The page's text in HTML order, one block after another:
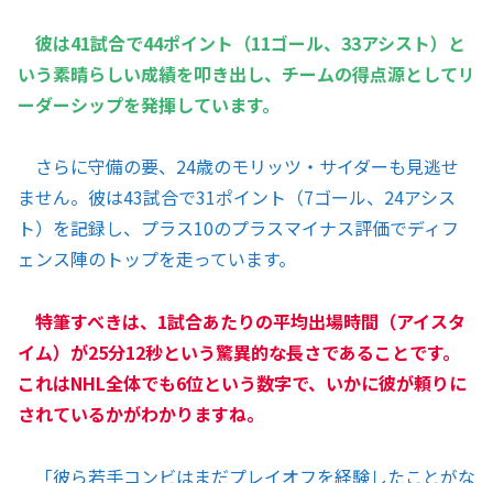
彼は41試合で44ポイント（11ゴール、33アシスト）と
いう素晴らしい成績を叩き出し、チームの得点源としてリ
ーダーシップを発揮しています。
さらに守備の要、24歳のモリッツ・サイダーも見逃せ
ません。彼は43試合で31ポイント（7ゴール、24アシス
ト）を記録し、プラス10のプラスマイナス評価でディフ
ェンス陣のトップを走っています。
特筆すべきは、1試合あたりの平均出場時間（アイスタ
イム）が25分12秒という驚異的な長さであることです。
これはNHL全体でも6位という数字で、いかに彼が頼りに
されているかがわかりますね。
「彼ら若手コンビはまだプレイオフを経験したことがな